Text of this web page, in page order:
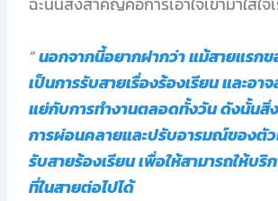
”นอกจากนี้อยากฝากว่า แม้สายแรก
เป็นการรับสายเรื่องร้องเรียน และอา
แย่กับการทำงานตลอดทั้งวัน ดังนั้นสิ่
การผ่อนคลายและปรับอารมณ์ของตัว
รับสายร้องเรียน เพื่อให้สามารถให้บริ
ที่ในสายต่อไปได้